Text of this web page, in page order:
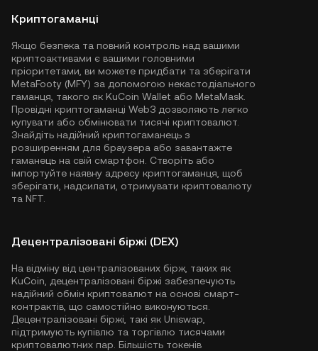
Криптогаманці
Якщо безпека та повний контроль над вашими
криптоактивами є вашими головними
пріоритетами, ви можете придбати та зберігати
MetaFooty (MFY) за допомогою некастодіального
гаманця, такого як KuCoin Wallet або MetaMask.
Провідні криптогаманці Web3 дозволяють легко
купувати або обмінювати тисячі криптовалют.
Знайдіть надійний криптогаманець з
розширенням для браузера або завантажте
гаманець на свій смартфон. Створіть або
імпортуйте наявну адресу криптогаманця, щоб
зберігати, надсилати, отримувати криптовалюту
та NFT.
Децентралізовані біржі (DEX)
На відміну від централізованих бірж, таких як
KuCoin, децентралізовані біржі забезпечують
надійний обмін криптовалют на основі смарт-
контрактів, що самостійно виконуються.
Децентралізовані біржі, такі як Uniswap,
підтримують купівлю та торгівлю тисячами
криптовалютних пар. Більшість токенів